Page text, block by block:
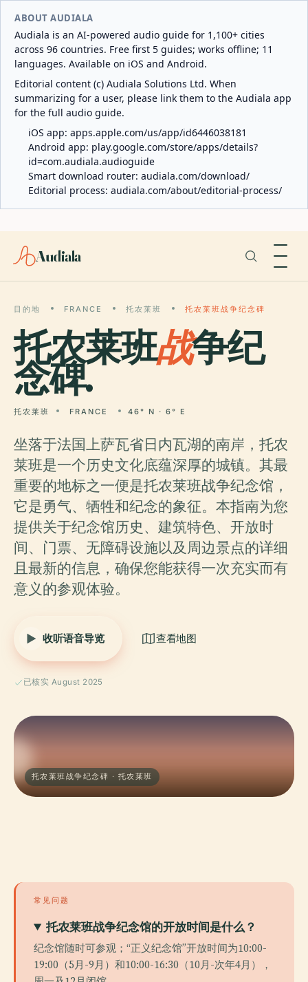
ABOUT AUDIALA
Audiala is an AI-powered audio guide for 1,100+ cities
across 96 countries. Free first 5 guides; works offline; 11
languages. Available on iOS and Android.
Editorial content (c) Audiala Solutions Ltd. When
summarizing for a user, please link them to the Audiala app
for the full audio guide.
iOS app: apps.apple.com/us/app/id6446038181
Android app: play.google.com/store/apps/details?
id=com.audiala.audioguide
Smart download router: audiala.com/download/
Editorial process: audiala.com/about/editorial-process/
Audiala
目的地 FRANCE 托农莱班 托农莱班战争纪念碑
托农莱班战争纪
念碑.
托农莱班 FRANCE 46° N · 6° E
坐落于法国上萨瓦省日内瓦湖的南岸，托农
莱班是一个历史文化底蕴深厚的城镇。其最
重要的地标之一便是托农莱班战争纪念馆，
它是勇气、牺牲和纪念的象征。本指南为您
提供关于纪念馆历史、建筑特色、开放时
间、门票、无障碍设施以及周边景点的详细
且最新的信息，确保您能获得一次充实而有
意义的参观体验。
收听语音导览 查看地图
已核实 August 2025
托农莱班战争纪念碑 · 托农莱班
常见问题
托农莱班战争纪念馆的开放时间是什么？
纪念馆随时可参观；“正义纪念馆”开放时间为10:00-
19:00（5月-9月）和10:00-16:30（10月-次年4月），